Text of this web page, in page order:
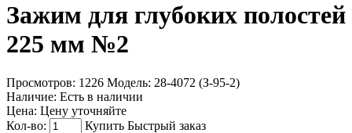
Зажим для глубоких полостей
225 мм №2
Просмотров: 1226 Модель: 28-4072 (З-95-2)
Наличие: Есть в наличии
Цена: Цену уточняйте
Кол-во:
Купить Быстрый заказ